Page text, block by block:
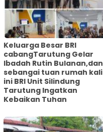
Keluarga Besar BRI
cabangTarutung Gelar
Ibadah Rutin Bulanan,dan
sebangai tuan rumah kali
ini BRI Unit Silindung
Tarutung Ingatkan
Kebaikan Tuhan